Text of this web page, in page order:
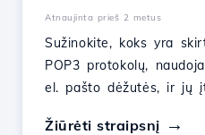
Atnaujinta prieš 2 metus
Sužinokite, koks yra
POP3 protokolų,
el. pašto dėžutės, ir jų
Žiūrėti straipsnį